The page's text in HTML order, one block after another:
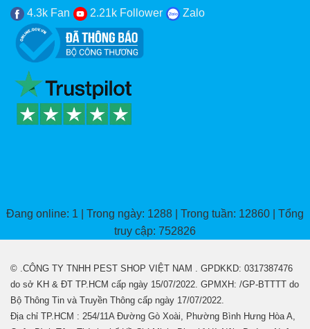
4.3k Fan 2.21k Follower Zalo
Đang online: 1 | Trong ngày: 1288 | Trong tuần: 12860 | Tổng
truy cập: 752826
© .CÔNG TY TNHH PEST SHOP VIỆT NAM . GPDKKD: 0317387476
do sở KH & ĐT TP.HCM cấp ngày 15/07/2022. GPMXH: /GP-BTTTT do
Bộ Thông Tin và Truyền Thông cấp ngày 17/07/2022.
Địa chỉ TP.HCM : 254/11A Đường Gò Xoài, Phường Bình Hưng Hòa A,